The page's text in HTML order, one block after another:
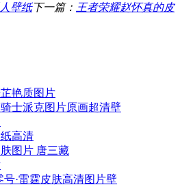
壁纸下一篇： 王者荣耀赵怀真的皮
艳质图片
士派克图片原画超清壁
高清
图片 唐三藏
·雷霆皮肤高清图片壁